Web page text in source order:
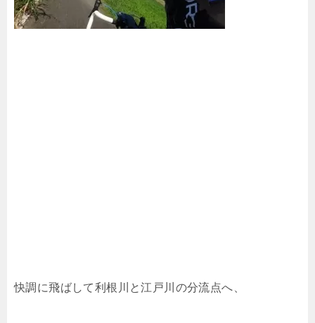
快調に飛ばして利根川と江戸川の分流点へ、